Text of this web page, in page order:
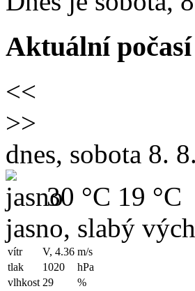
Aktuální počasí
<<
>>
dnes, sobota 8.
30 °C 19 °C
jasno, slabý
vítr V, 4.36 m/s
tlak
1020
hPa
vlhkost 29 %